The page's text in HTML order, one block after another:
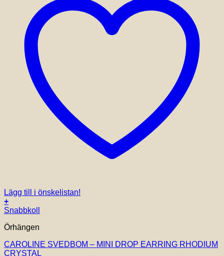
Lägg till i önskelistan!
+
Snabbkoll
Örhängen
CAROLINE SVEDBOM – MINI DROP EARRING RHODIUM
CRYSTAL